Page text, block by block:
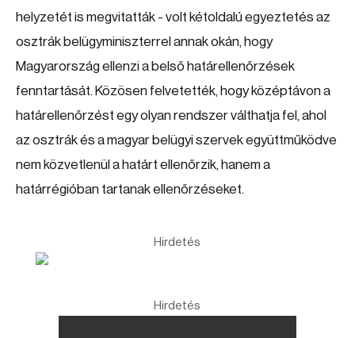
helyzetét is megvitatták - volt kétoldalú egyeztetés az
osztrák belügyminiszterrel annak okán, hogy
Magyarország ellenzi a belső határellenőrzések
fenntartását. Közösen felvetették, hogy középtávon a
határellenőrzést egy olyan rendszer válthatja fel, ahol
az osztrák és a magyar belügyi szervek együttműködve
nem közvetlenül a határt ellenőrzik, hanem a
határrégióban tartanak ellenőrzéseket.
Hirdetés
Hirdetés